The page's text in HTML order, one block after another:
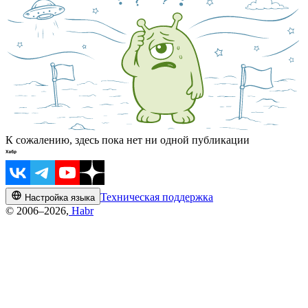
К сожалению, здесь пока нет ни одной публикации
Настройка языка Техническая поддержка
© 2006–2026, Habr